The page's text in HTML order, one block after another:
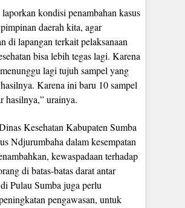
kondisi penambahan kasus
daerah kita, agar
di lapangan terkait pelaksanaan
bisa lebih tegas lagi. Karena
lagi tujuh sampel yang
Karena ini baru 10 sampel
hasilnya,” urainya.
Kesehatan Kabupaten Sumba
Ndjurumbaha dalam kesempatan
kewaspadaan terhadap
di batas-batas darat antar
Pulau Sumba juga perlu
pengawasan, untuk